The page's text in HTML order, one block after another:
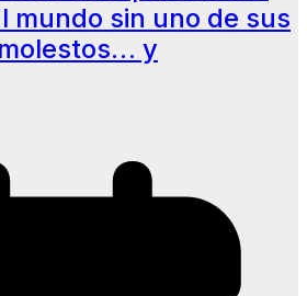
mundo sin uno de sus
y